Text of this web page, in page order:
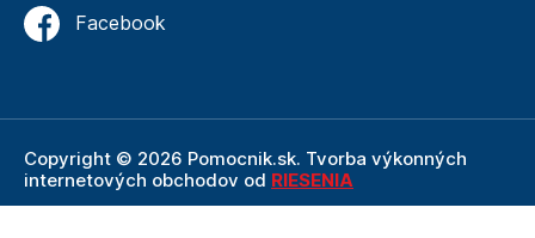
Facebook
Copyright © 2026 Pomocnik.sk. Tvorba výkonných
internetových obchodov od RIESENIA